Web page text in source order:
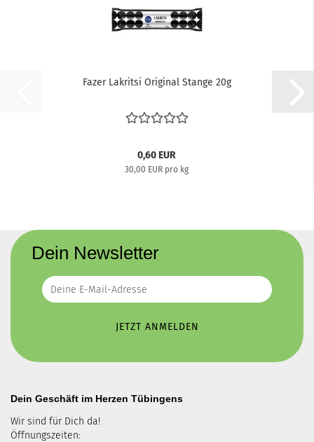
Fazer Lakritsi Original Stange 20g
0,60 EUR
30,00 EUR pro kg
Dein Newsletter
Dein Geschäft im Herzen Tübingens
Wir sind für Dich da!
Öffnungszeiten: